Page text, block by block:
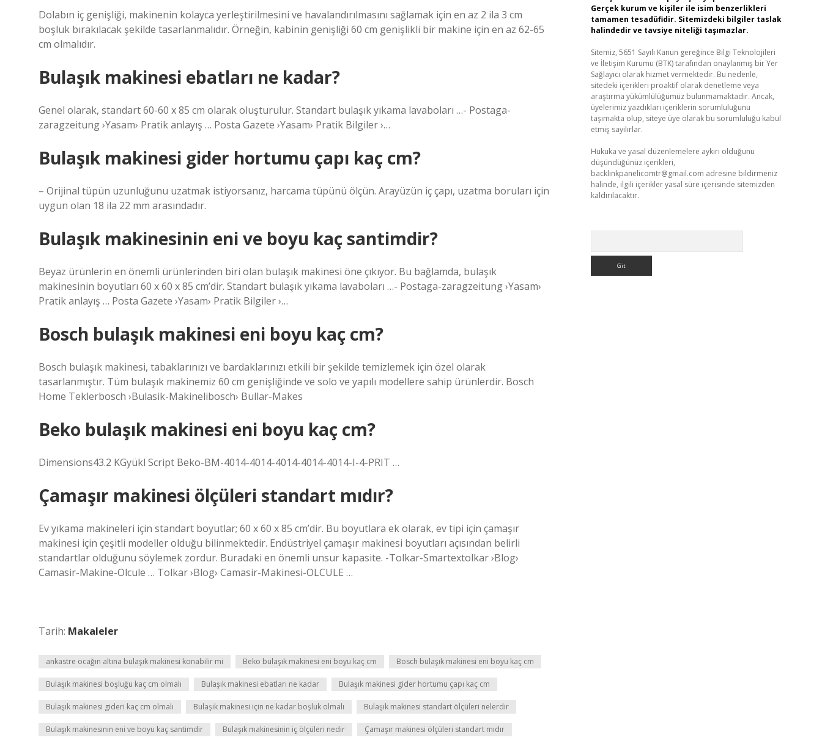
Dolabın iç genişliği, makinenin kolayca yerleştirilmesini ve havalandırılmasını sağlamak için en az 2 ila 3 cm
boşluk bırakılacak şekilde tasarlanmalıdır. Örneğin, kabinin genişliği 60 cm genişlikli bir makine için en az 62-65
cm olmalıdır.
Bulaşık makinesi ebatları ne kadar?
Genel olarak, standart 60-60 x 85 cm olarak oluşturulur. Standart bulaşık yıkama lavaboları …- Postaga-
zaragzeitung ›Yasam› Pratik anlayış … Posta Gazete ›Yasam› Pratik Bilgiler ›…
Bulaşık makinesi gider hortumu çapı kaç cm?
– Orijinal tüpün uzunluğunu uzatmak istiyorsanız, harcama tüpünü ölçün. Arayüzün iç çapı, uzatma boruları için
uygun olan 18 ila 22 mm arasındadır.
Bulaşık makinesinin eni ve boyu kaç santimdir?
Beyaz ürünlerin en önemli ürünlerinden biri olan bulaşık makinesi öne çıkıyor. Bu bağlamda, bulaşık
makinesinin boyutları 60 x 60 x 85 cm’dir. Standart bulaşık yıkama lavaboları …- Postaga-zaragzeitung ›Yasam›
Pratik anlayış … Posta Gazete ›Yasam› Pratik Bilgiler ›…
Bosch bulaşık makinesi eni boyu kaç cm?
Bosch bulaşık makinesi, tabaklarınızı ve bardaklarınızı etkili bir şekilde temizlemek için özel olarak
tasarlanmıştır. Tüm bulaşık makinemiz 60 cm genişliğinde ve solo ve yapılı modellere sahip ürünlerdir. Bosch
Home Teklerbosch ›Bulasik-Makinelibosch› Bullar-Makes
Beko bulaşık makinesi eni boyu kaç cm?
Dimensions43.2 KGyükl Script Beko-BM-4014-4014-4014-4014-4014-I-4-PRIT …
Çamaşır makinesi ölçüleri standart mıdır?
Ev yıkama makineleri için standart boyutlar; 60 x 60 x 85 cm’dir. Bu boyutlara ek olarak, ev tipi için çamaşır
makinesi için çeşitli modeller olduğu bilinmektedir. Endüstriyel çamaşır makinesi boyutları açısından belirli
standartlar olduğunu söylemek zordur. Buradaki en önemli unsur kapasite. -Tolkar-Smartextolkar ›Blog›
Camasir-Makine-Olcule … Tolkar ›Blog› Camasir-Makinesi-OLCULE …
Tarih: Makaleler
ankastre ocağın altına bulaşık makinesi konabilir mi Beko bulaşık makinesi eni boyu kaç cm Bosch bulaşık makinesi eni boyu kaç cm
Bulaşık makinesi boşluğu kaç cm olmalı Bulaşık makinesi ebatları ne kadar Bulaşık makinesi gider hortumu çapı kaç cm
Bulaşık makinesi gideri kaç cm olmalı Bulaşık makinesi için ne kadar boşluk olmalı Bulaşık makinesi standart ölçüleri nelerdir
Bulaşık makinesinin eni ve boyu kaç santimdir Bulaşık makinesinin iç ölçüleri nedir Çamaşır makinesi ölçüleri standart mıdır
Gerçek kurum ve kişiler ile isim benzerlikleri
tamamen tesadüfidir. Sitemizdeki bilgiler taslak
halindedir ve tavsiye niteliği taşımazlar.
Sitemiz, 5651 Sayılı Kanun gereğince Bilgi Teknolojileri
ve İletişim Kurumu (BTK) tarafından onaylanmış bir Yer
Sağlayıcı olarak hizmet vermektedir. Bu nedenle,
sitedeki içerikleri proaktif olarak denetleme veya
araştırma yükümlülüğümüz bulunmamaktadır. Ancak,
üyelerimiz yazdıkları içeriklerin sorumluluğunu
taşımakta olup, siteye üye olarak bu sorumluluğu kabul
etmiş sayılırlar.
Hukuka ve yasal düzenlemelere aykırı olduğunu
düşündüğünüz içerikleri,
backlinkpanelicomtr@gmail.com adresine bildirmeniz
halinde, ilgili içerikler yasal süre içerisinde sitemizden
kaldırılacaktır.